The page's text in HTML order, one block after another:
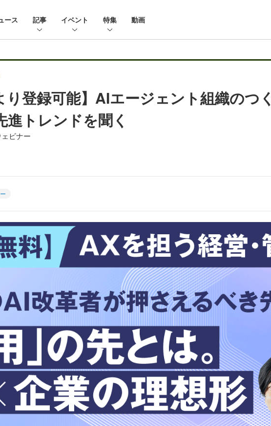
ース 記事 イベント 特集 動画
り登録可能】AIエージェント組織の
進トレンドを聞く
ビナー